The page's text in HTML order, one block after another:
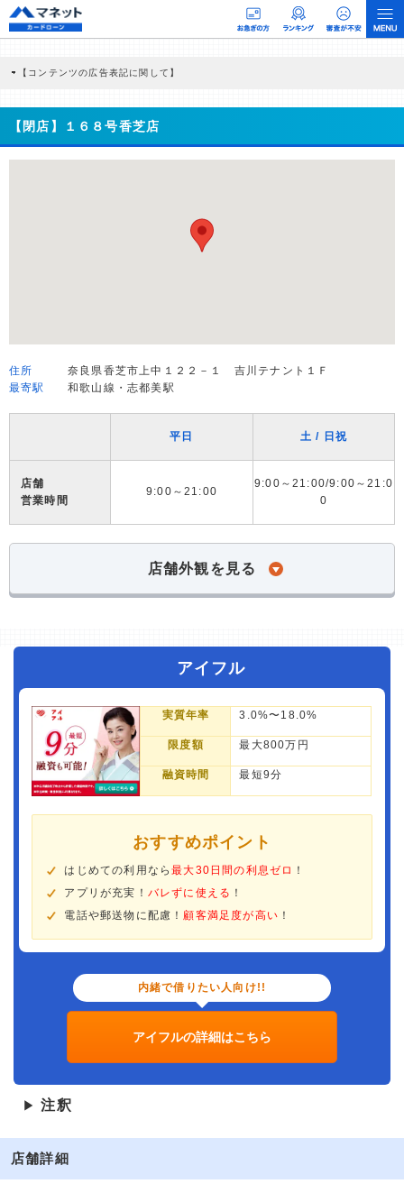
【コンテンツの広告表記に関して】
商品を根拠なくPRするものではなく、当編集部の調査／ユーザーへの口コミ収集な
どに基づき、公平性を担保した情報提供を行っています。
>提携企業一覧
【閉店】１６８号香芝店
住所
奈良県香芝市上中１２２－１ 吉川テナント１Ｆ
最寄駅
和歌山線・志都美駅
平日 土 / 日祝
店舗
営業時間
9:00～21:00
9:00～21:00/9:00～21:0
0
店舗外観を見る
アイフル
実質年率 3.0%〜18.0%
限度額 最大800万円
融資時間 最短9分
おすすめポイント
はじめての利用なら最大30日間の利息ゼロ ！
アプリが充実！ バレずに使える ！
電話や郵送物に配慮！顧客満足度が高い ！
内緒で借りたい人向け!!
アイフルの詳細はこちら
▶ 注釈
店舗詳細